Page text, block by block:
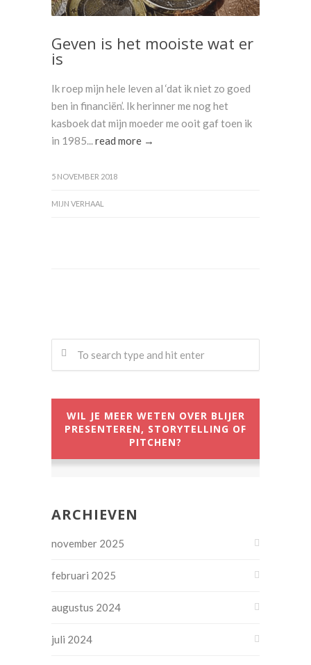
Geven is het mooiste wat er
is
Ik roep mijn hele leven al ‘dat ik niet zo goed
ben in financiën’. Ik herinner me nog het
kasboek dat mijn moeder me ooit gaf toen ik
in 1985...read more →
5 NOVEMBER 2018
MIJN VERHAAL
WIL JE MEER WETEN OVER BLIJER
PRESENTEREN, STORYTELLING OF
PITCHEN?
ARCHIEVEN
november 2025
februari 2025
augustus 2024
juli 2024